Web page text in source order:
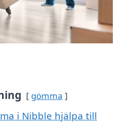
gömma
i Nibble hjälpa till